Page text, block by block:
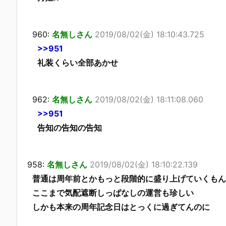
960: 名無しさん 2019/08/02(金) 18:10:43.725
>>951
礼装くらい全部あかせ
962: 名無しさん 2019/08/02(金) 18:11:08.060
>>951
告知の告知の告知
958: 名無しさん 2019/08/02(金) 18:10:22.139
普通は周年前とかもっと段階的に盛り上げていくも
ここまで気配遮断しっぱなしの運営も珍しい
しかも本来の周年記念日はとっくに過ぎてんのに